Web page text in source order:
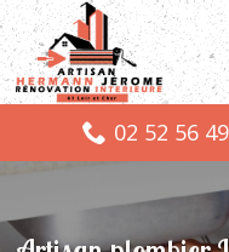
02 52 56